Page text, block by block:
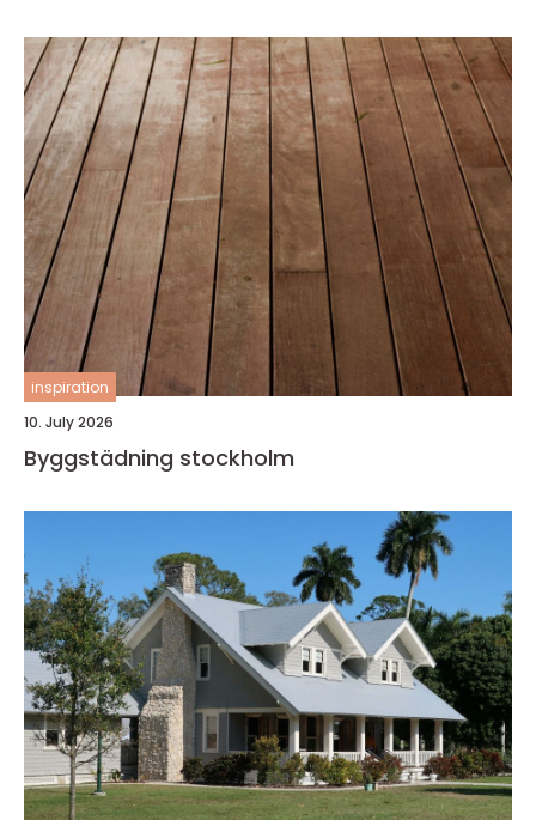
inspiration
10. July 2026
Byggstädning stockholm